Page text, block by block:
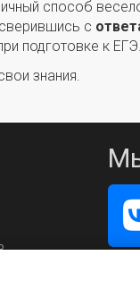
способ
с
подготовке к ЕГЭ.
знания.